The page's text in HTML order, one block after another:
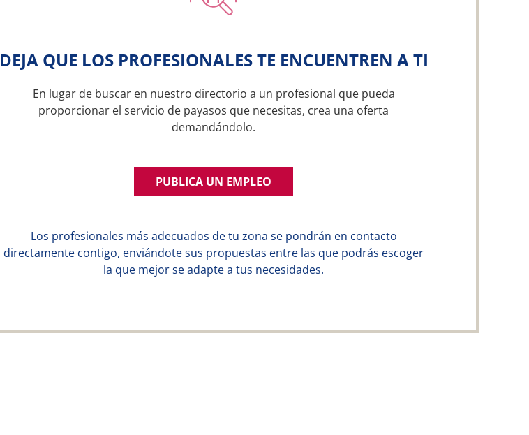
DEJA QUE LOS PROFESIONALES TE ENCUENTREN A TI
En lugar de buscar en nuestro directorio a un profesional que pueda
proporcionar el servicio de payasos que necesitas, crea una oferta
demandándolo.
PUBLICA UN EMPLEO
Los profesionales más adecuados de tu zona se pondrán en contacto
directamente contigo, enviándote sus propuestas entre las que podrás escoger
la que mejor se adapte a tus necesidades.